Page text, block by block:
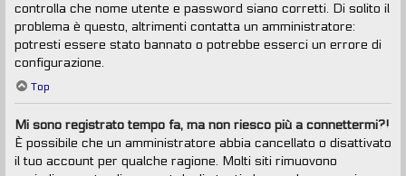
controlla che nome utente e password siano corretti. Di solito il
problema è questo, altrimenti contatta un amministratore:
potresti essere stato bannato o potrebbe esserci un errore di
configurazione.
Top
Mi sono registrato tempo fa, ma non riesco più a connettermi?!
È possibile che un amministratore abbia cancellato o disattivato
il tuo account per qualche ragione. Molti siti rimuovono